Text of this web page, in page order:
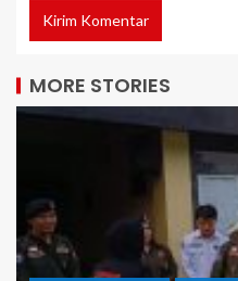
MORE STORIES